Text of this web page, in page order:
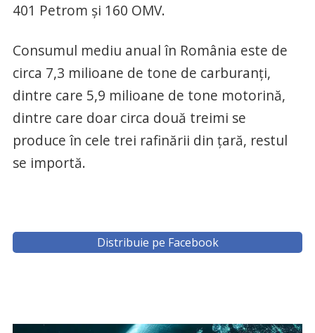
401 Petrom și 160 OMV.
Consumul mediu anual în România este de
circa 7,3 milioane de tone de carburanți,
dintre care 5,9 milioane de tone motorină,
dintre care doar circa două treimi se
produce în cele trei rafinării din țară, restul
se importă.
Distribuie pe Facebook